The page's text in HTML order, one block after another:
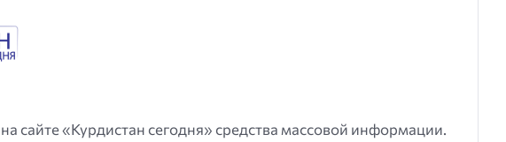
сайте «Курдистан сегодня» средства массовой информации.